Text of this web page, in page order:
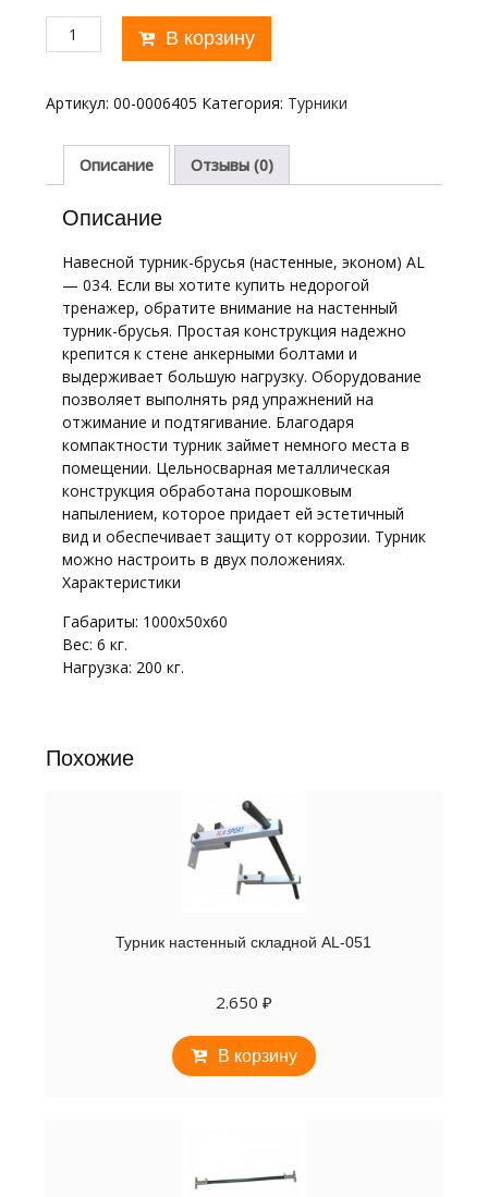
Количество
товара
турник-
брусья
AL-
В корзину
Артикул: 00-0006405 Категория: Турники
Описание Отзывы (0)
Описание
Навесной турник-брусья (настенные, эконом) AL
— 034. Если вы хотите купить недорогой
тренажер, обратите внимание на настенный
турник-брусья. Простая конструкция надежно
крепится к стене анкерными болтами и
выдерживает большую нагрузку. Оборудование
позволяет выполнять ряд упражнений на
отжимание и подтягивание. Благодаря
компактности турник займет немного места в
помещении. Цельносварная металлическая
конструкция обработана порошковым
напылением, которое придает ей эстетичный
вид и обеспечивает защиту от коррозии. Турник
можно настроить в двух положениях.
Характеристики
Габариты: 1000x50x60
Вес: 6 кг.
Нагрузка: 200 кг.
Похожие
Турник настенный складной AL-051
2.650 ₽
В корзину